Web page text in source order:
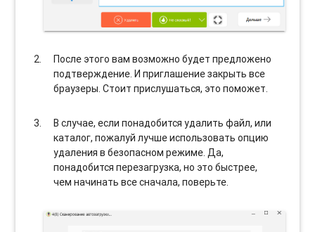
После этого вам возможно будет предложено
подтверждение. И приглашение закрыть все
браузеры. Стоит прислушаться, это поможет.
В случае, если понадобится удалить файл, или
каталог, пожалуй лучше использовать опцию
удаления в безопасном режиме. Да,
понадобится перезагрузка, но это быстрее,
чем начинать все сначала, поверьте.